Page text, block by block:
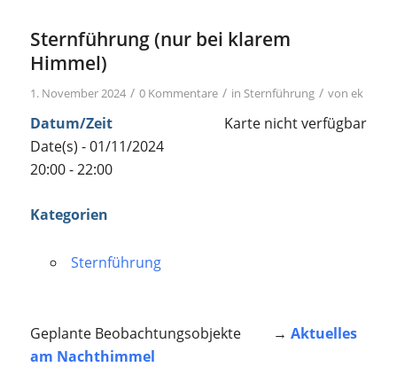
Sternführung (nur bei klarem
Himmel)
1. November 2024 / 0 Kommentare / in Sternführung / von ek
Karte nicht verfügbar
Datum/Zeit
Date(s) - 01/11/2024
20:00 - 22:00
Kategorien
Sternführung
Geplante Beobachtungsobjekte → Aktuelles
am Nachthimmel